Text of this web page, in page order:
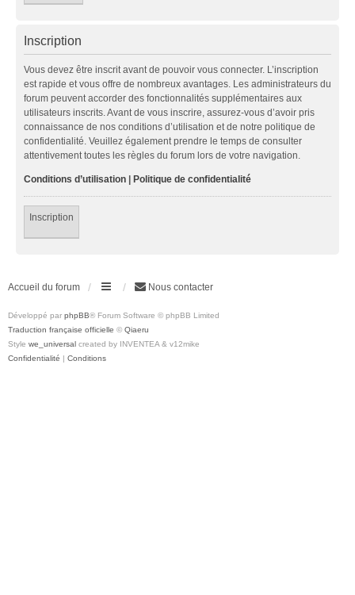
Inscription
Vous devez être inscrit avant de pouvoir vous connecter. L’inscription
est rapide et vous offre de nombreux avantages. Les administrateurs du
forum peuvent accorder des fonctionnalités supplémentaires aux
utilisateurs inscrits. Avant de vous inscrire, assurez-vous d’avoir pris
connaissance de nos conditions d’utilisation et de notre politique de
confidentialité. Veuillez également prendre le temps de consulter
attentivement toutes les règles du forum lors de votre navigation.
Conditions d’utilisation | Politique de confidentialité
Inscription
Accueil du forum Nous contacter
Développé par phpBB® Forum Software © phpBB Limited
Traduction française officielle © Qiaeru
Style we_universal created by INVENTEA & v12mike
Confidentialité | Conditions